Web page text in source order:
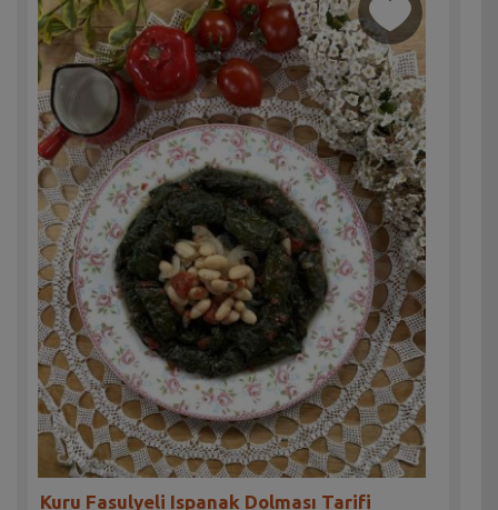
Kuru Fasulyeli Ispanak Dolması Tarifi